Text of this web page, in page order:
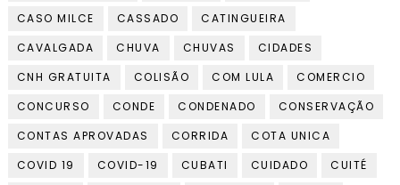
CASO MILCE
CASSADO
CATINGUEIRA
CAVALGADA
CHUVA CHUVAS
CIDADES
CNH GRATUITA
COLISÃO COM LULA
COMERCIO
CONCURSO
CONDE CONDENADO
CONSERVAÇÃO
CONTAS APROVADAS
CORRIDA
COTA UNICA
COVID 19
COVID-19 CUBATI CUIDADO
CUITÉ